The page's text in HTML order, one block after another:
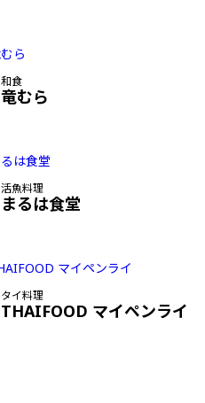
和食
竜むら
活魚料理
まるは食堂
タイ料理
THAIFOOD マイペンライ